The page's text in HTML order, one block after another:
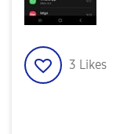
3 Likes